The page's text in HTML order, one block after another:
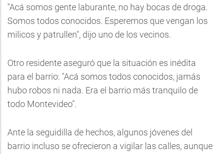
"Acá somos gente laburante, no hay bocas de droga.
Somos todos conocidos. Esperemos que vengan los
milicos y patrullen", dijo uno de los vecinos.
Otro residente aseguró que la situación es inédita
para el barrio: "Acá somos todos conocidos, jamás
hubo robos ni nada. Era el barrio más tranquilo de
todo Montevideo".
Ante la seguidilla de hechos, algunos jóvenes del
barrio incluso se ofrecieron a vigilar las calles, aunque